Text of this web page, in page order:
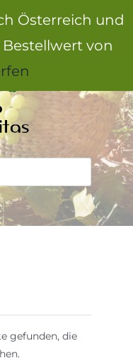
Österreich und
von
gefunden, die